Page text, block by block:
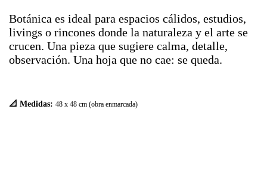
Botánica es ideal para espacios cálidos, estudios,
livings o rincones donde la naturaleza y el arte se
crucen. Una pieza que sugiere calma, detalle,
observación. Una hoja que no cae: se queda.
📐 Medidas: 48 x 48 cm (obra enmarcada)